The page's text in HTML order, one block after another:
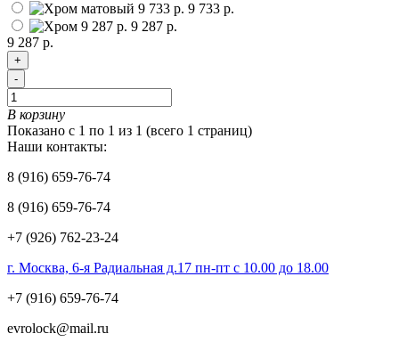
9 733 р.
9 287 р.
9 287 р.
+
-
В корзину
Показано с 1 по 1 из 1 (всего 1 страниц)
Наши контакты:
8 (916) 659-76-74
8 (916) 659-76-74
+7 (926) 762-23-24
г. Москва, 6-я Радиальная д.17 пн-пт с 10.00 до 18.00
+7 (916) 659-76-74
evrolock@mail.ru